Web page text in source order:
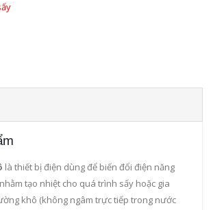
là thiết bị điện dùng để biến đổi điện năng
tạo nhiệt cho quá trình sấy hoặc gia
khô (không ngâm trực tiếp trong nước